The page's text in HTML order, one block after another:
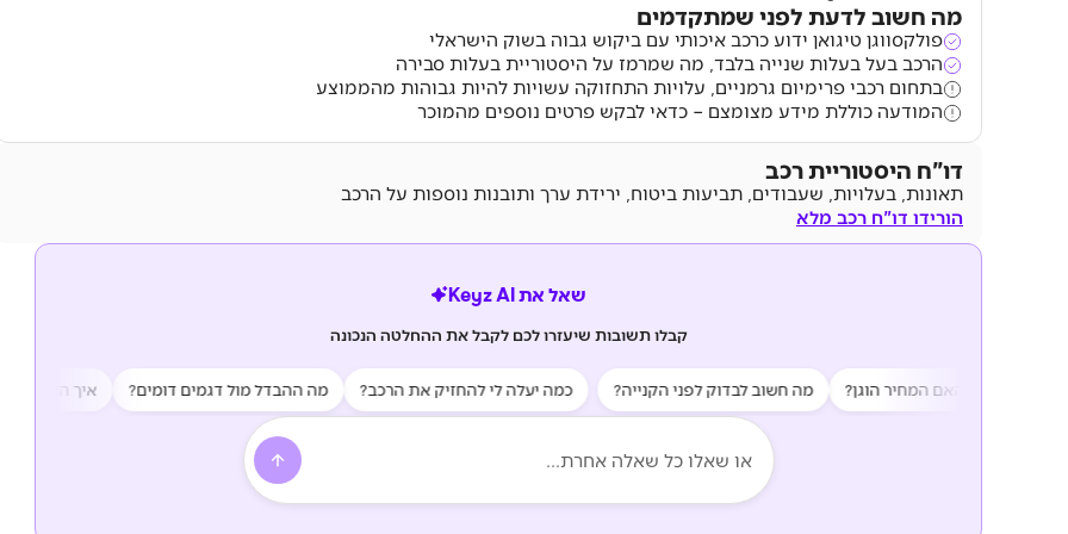
מה חשוב לדעת לפני שמתקדמים
פולקסווגן טיגואן ידוע כרכב איכותי עם ביקוש גבוה בשוק הישראלי
הרכב בעל בעלות שנייה בלבד, מה שמרמז על היסטוריית בעלות סבירה
בתחום רכבי פרימיום גרמניים, עלויות התחזוקה עשויות להיות גבוהות מהממוצע
המודעה כוללת מידע מצומצם – כדאי לבקש פרטים נוספים מהמוכר
דו"ח היסטוריית רכב
תאונות, בעלויות, שעבודים, תביעות ביטוח, ירידת ערך ותובנות נוספות על הרכב
הורידו דו"ח רכב מלא
שאל את Keyz AI
קבלו תשובות שיעזרו לכם לקבל את ההחלטה הנכונה
האם המחיר הוגן? מה חשוב לבדוק לפני הקנייה? כמה יעלה לי להחזיק את הרכב? מה ההבדל מול דגמים דומים? איך האמינות של